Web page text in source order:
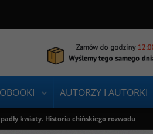
AUTORZY I AUTORKI
kwiaty. Historia chińskiego rozwodu